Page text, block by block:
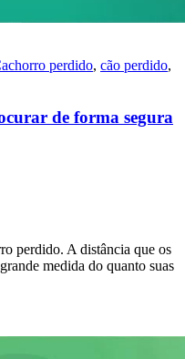
perdido, cão perdido,
de forma segura
perdido. A distância que os
medida do quanto suas